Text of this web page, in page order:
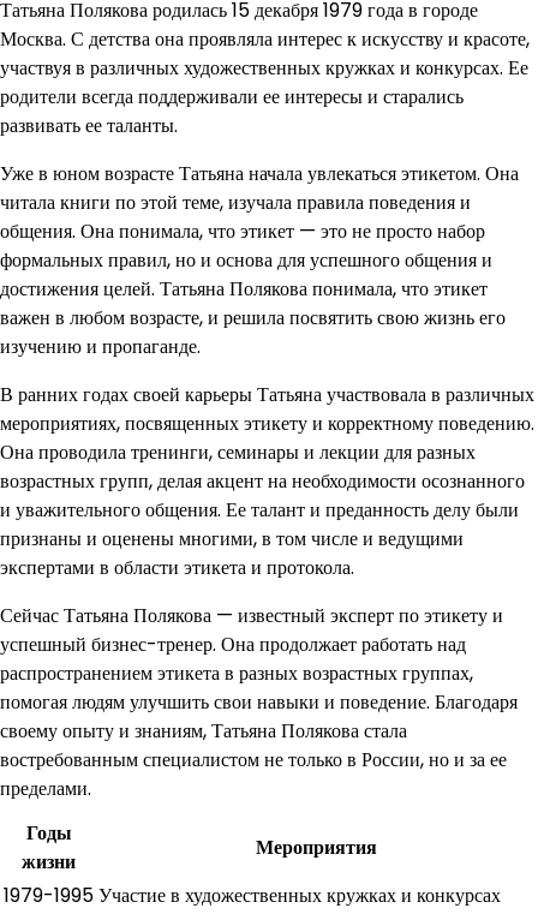
Татьяна Полякова родилась 15 декабря 1979 года в городе
Москва. С детства она проявляла интерес к искусству и красоте,
участвуя в различных художественных кружках и конкурсах. Ее
родители всегда поддерживали ее интересы и старались
развивать ее таланты.
Уже в юном возрасте Татьяна начала увлекаться этикетом. Она
читала книги по этой теме, изучала правила поведения и
общения. Она понимала, что этикет — это не просто набор
формальных правил, но и основа для успешного общения и
достижения целей. Татьяна Полякова понимала, что этикет
важен в любом возрасте, и решила посвятить свою жизнь его
изучению и пропаганде.
В ранних годах своей карьеры Татьяна участвовала в различных
мероприятиях, посвященных этикету и корректному поведению.
Она проводила тренинги, семинары и лекции для разных
возрастных групп, делая акцент на необходимости осознанного
и уважительного общения. Ее талант и преданность делу были
признаны и оценены многими, в том числе и ведущими
экспертами в области этикета и протокола.
Сейчас Татьяна Полякова — известный эксперт по этикету и
успешный бизнес-тренер. Она продолжает работать над
распространением этикета в разных возрастных группах,
помогая людям улучшить свои навыки и поведение. Благодаря
своему опыту и знаниям, Татьяна Полякова стала
востребованным специалистом не только в России, но и за ее
пределами.
Годы
жизни
Мероприятия
1979-1995Участие в художественных кружках и конкурсах